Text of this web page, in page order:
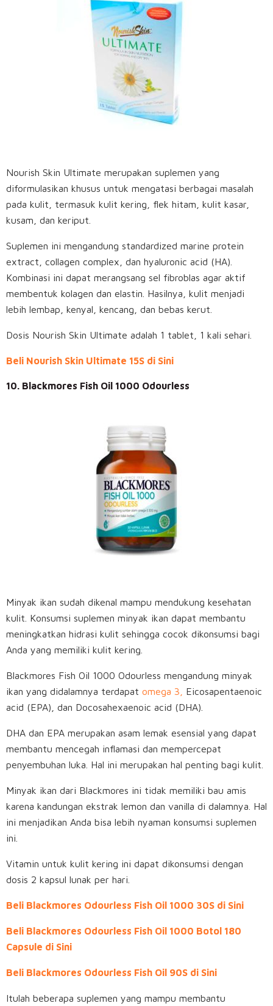
Nourish Skin Ultimate merupakan suplemen yang
diformulasikan khusus untuk mengatasi berbagai masalah
pada kulit, termasuk kulit kering, flek hitam, kulit kasar,
kusam, dan keriput.
Suplemen ini mengandung standardized marine protein
extract, collagen complex, dan hyaluronic acid (HA).
Kombinasi ini dapat merangsang sel fibroblas agar aktif
membentuk kolagen dan elastin. Hasilnya, kulit menjadi
lebih lembap, kenyal, kencang, dan bebas kerut.
Dosis Nourish Skin Ultimate adalah 1 tablet, 1 kali sehari.
Beli Nourish Skin Ultimate 15S di Sini
10. Blackmores Fish Oil 1000 Odourless
Minyak ikan sudah dikenal mampu mendukung kesehatan
kulit. Konsumsi suplemen minyak ikan dapat membantu
meningkatkan hidrasi kulit sehingga cocok dikonsumsi bagi
Anda yang memiliki kulit kering.
Blackmores Fish Oil 1000 Odourless mengandung minyak
ikan yang didalamnya terdapat omega 3,
Eicosapentaenoic
acid (EPA), dan Docosahexaenoic acid (DHA).
DHA dan EPA merupakan asam lemak esensial yang dapat
membantu mencegah inflamasi dan mempercepat
penyembuhan luka. Hal ini merupakan hal penting bagi kulit.
Minyak ikan dari Blackmores ini tidak memiliki bau amis
karena kandungan ekstrak lemon dan vanilla di dalamnya. Hal
ini menjadikan Anda bisa lebih nyaman konsumsi suplemen
ini.
Vitamin untuk kulit kering ini dapat dikonsumsi dengan
dosis 2 kapsul lunak per hari.
Beli Blackmores Odourless Fish Oil 1000 30S di Sini
Beli Blackmores Odourless Fish Oil 1000 Botol 180
Capsule di Sini
Beli Blackmores Odourless Fish Oil 90S di Sini
Itulah beberapa suplemen yang mampu membantu